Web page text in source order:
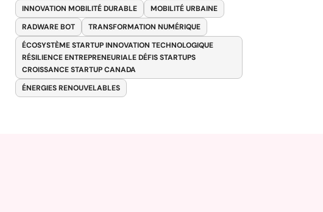
INNOVATION MOBILITÉ DURABLE
MOBILITÉ URBAINE
RADWARE BOT
TRANSFORMATION NUMÉRIQUE
ÉCOSYSTÈME STARTUP INNOVATION TECHNOLOGIQUE
RÉSILIENCE ENTREPRENEURIALE DÉFIS STARTUPS
CROISSANCE STARTUP CANADA
ÉNERGIES RENOUVELABLES